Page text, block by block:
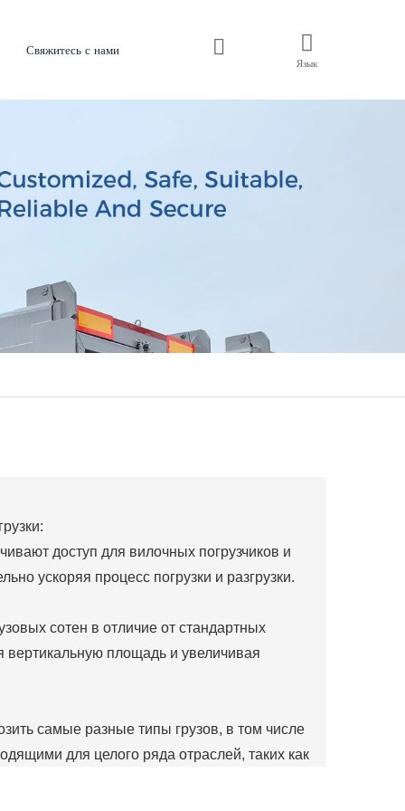
Свяжитесь с нами
Язык
доступ для вилочных погрузчиков и
ускоряя процесс погрузки и разгрузки.
сотен в отличие от стандартных
вертикальную площадь и увеличивая
самые разные типы грузов, в том числе
для целого ряда отраслей, таких как